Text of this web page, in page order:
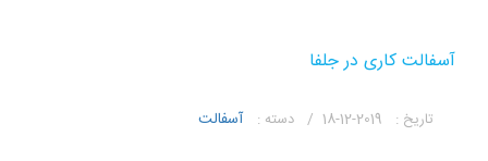
آسفالت کاری در جلفا
تاریخ : دسته : آسفالت